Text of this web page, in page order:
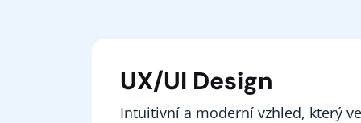
UX/UI Design
Intuitivní a moderní vzhled, který